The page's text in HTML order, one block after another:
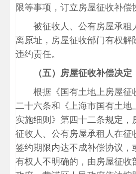
限等事项，订立房屋征收补偿
被征收人、公有房屋承租
离原址，房屋征收部门有权解
违约责任。
（五）房屋征收补偿决定
根据《国有土地上房屋征
二十六条和《上海市国有土地
实施细则》第四十二条规定，
征收人、公有房屋承租人在征
签约期限内达不成补偿协议，
有权人不明确的，由房屋征收